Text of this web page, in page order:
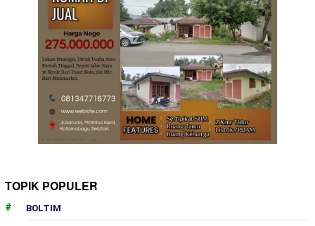
TOPIK POPULER
BOLTIM